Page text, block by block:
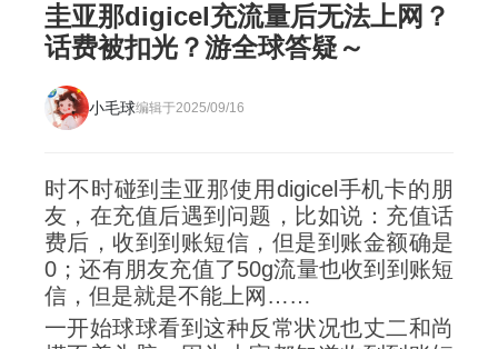
圭亚那digicel充流量后无法上网？
话费被扣光？游全球答疑～
小毛球编辑于2025/09/16
时不时碰到圭亚那使用digicel手机卡的朋
友，在充值后遇到问题，比如说：充值话
费后，收到到账短信，但是到账金额确是
0；还有朋友充值了50g流量也收到到账短
信，但是就是不能上网……
一开始球球看到这种反常状况也丈二和尚